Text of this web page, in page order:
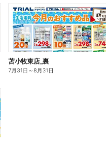
苫小牧東店_裏
7月31日 ～8月31日